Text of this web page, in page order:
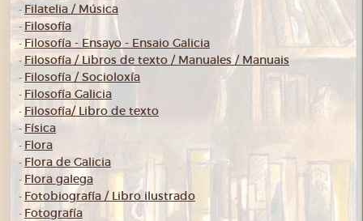
- Filatelia / Música
- Filosofía
-Filosofía - Ensayo - Ensaio Galicia
-Filosofía / Libros de texto / Manuales / Manuais
- Filosofía / Socioloxía
- Filosofía Galicia
- Filosofía/ Libro de texto
- Física
- Flora
- Flora de Galicia
- Flora galega
- Fotobiografía / Libro ilustrado
- Fotografía